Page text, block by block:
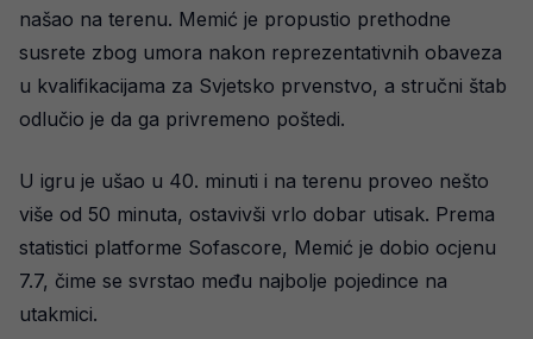
našao na terenu. Memić je propustio prethodne
susrete zbog umora nakon reprezentativnih obaveza
u kvalifikacijama za Svjetsko prvenstvo, a stručni štab
odlučio je da ga privremeno poštedi.
U igru je ušao u 40. minuti i na terenu proveo nešto
više od 50 minuta, ostavivši vrlo dobar utisak. Prema
statistici platforme Sofascore, Memić je dobio ocjenu
7.7, čime se svrstao među najbolje pojedince na
utakmici.